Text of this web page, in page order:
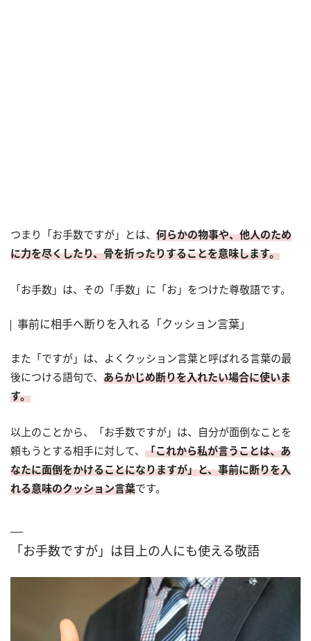
つまり「お手数ですが」とは、 何らかの物事や、他人のため
に力を尽くしたり、骨を折ったりすることを意味します。
「お手数」は、その「手数」に「お」をつけた尊敬語です。
事前に相手へ断りを入れる「クッション言葉」
また「ですが」は、よくクッション言葉と呼ばれる言葉の最
後につける語句で、 あらかじめ断りを入れたい場合に使いま
す。
以上のことから、「お手数ですが」は、自分が面倒なことを
頼もうとする相手に対して、 「これから私が言うことは、あ
なたに面倒をかけることになりますが」と、事前に断りを入
れる意味のクッション言葉です。
「お手数ですが」は目上の人にも使える敬語